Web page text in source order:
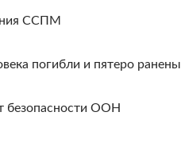
ССПМ
погибли и пятеро ранены
безопасности ООН